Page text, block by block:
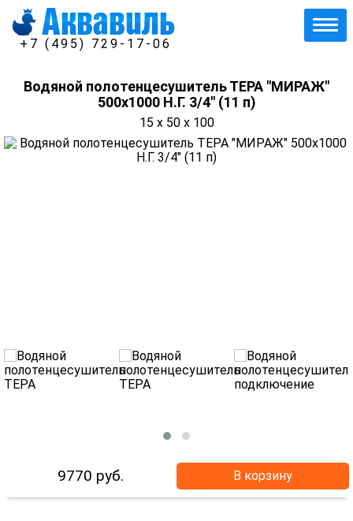
+7 (495) 729-17-06
Водяной полотенцесушитель ТЕРА "МИРАЖ"
500х1000 Н.Г. 3/4" (11 п)
15 x 50 x 100
9770 руб. В корзину